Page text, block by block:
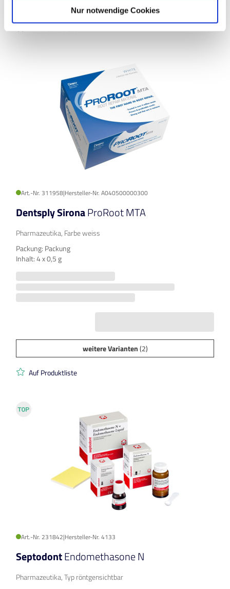
Nur notwendige Cookies
Art.-Nr. 311958|Hersteller-Nr. A040500000300
Dentsply SironaProRoot MTA
Pharmazeutika, Farbe weiss
Packung: Packung
Inhalt: 4 x 0,5 g
weitere Varianten(2)
Auf Produktliste
Art.-Nr. 231842|Hersteller-Nr. 4133
SeptodontEndomethasone N
Pharmazeutika, Typ röntgensichtbar